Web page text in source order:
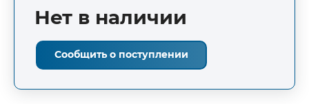
Нет в наличии
Сообщить о поступлении